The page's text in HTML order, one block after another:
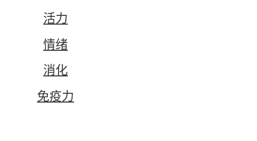
活力
情绪
消化
免疫力